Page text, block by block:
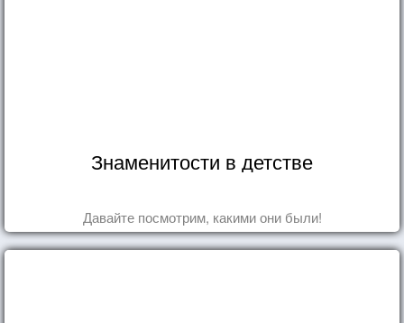
Знаменитости в детстве
Давайте посмотрим, какими они были!